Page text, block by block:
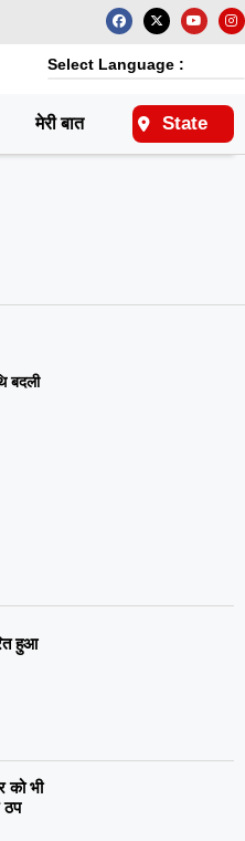
Select Language :
मेरी बात राष्ट्रीय
State
बदली
हुआ
को भी
ठप